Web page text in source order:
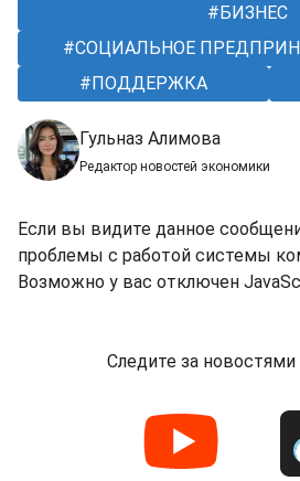
БИЗНЕС
СОЦИАЛЬНОЕ
ПОДДЕРЖКА
Гульназ Алимова
Редактор новостей экономики
Если вы видите данное
проблемы с работой системы
Возможно у вас отключен
Следите за новостями